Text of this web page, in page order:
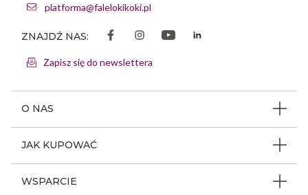
O NAS
Dlaczego FLK
JAK KUPOWAĆ
WSPARCIE
platforma@falelokikoki.pl
ZNAJDŹ NAS:
Zapisz się do newslettera